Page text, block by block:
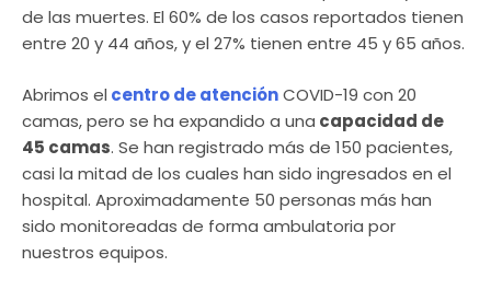
de las muertes. El 60% de los casos reportados tienen
entre 20 y 44 años, y el 27% tienen entre 45 y 65 años.
Abrimos el centro de atenciónCOVID-19 con 20
camas, pero se ha expandido a una capacidad de
45 camas. Se han registrado más de 150 pacientes,
casi la mitad de los cuales han sido ingresados ​​en el
hospital. Aproximadamente 50 personas más han
sido monitoreadas de forma ambulatoria por
nuestros equipos.